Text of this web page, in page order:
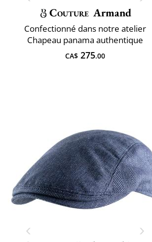
Couture Armand
Confectionné dans notre atelier
Chapeau panama authentique
CA$ 275.00